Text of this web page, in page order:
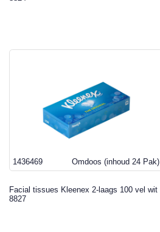
Omdoos(inhoud 24 Pak)
1436469
Facial tissues Kleenex 2-laags 100 vel wit
8827